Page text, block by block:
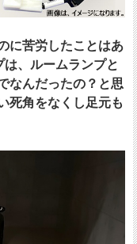
に苦労したことはあ
、ルームランプと
なんだったの？と思
死角をなくし足元も